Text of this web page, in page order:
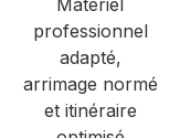
professionnel
adapté,
arrimage normé
et itinéraire